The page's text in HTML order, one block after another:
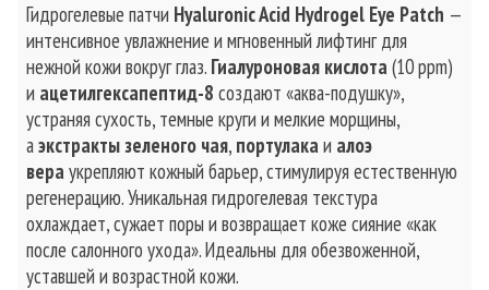
Гидрогелевые патчи Hyaluronic Acid Hydrogel Eye Patch —
интенсивное увлажнение и мгновенный лифтинг для
нежной кожи вокруг глаз. Гиалуроновая кислота(10 ppm)
и ацетилгексапептид-8 создают «аква-подушку»,
устраняя сухость, темные круги и мелкие морщины,
аэкстракты зеленого чая, портулакаи алоэ
вераукрепляют кожный барьер, стимулируя естественную
регенерацию. Уникальная гидрогелевая текстура
охлаждает, сужает поры и возвращает коже сияние «как
после салонного ухода». Идеальны для обезвоженной,
уставшей и возрастной кожи.